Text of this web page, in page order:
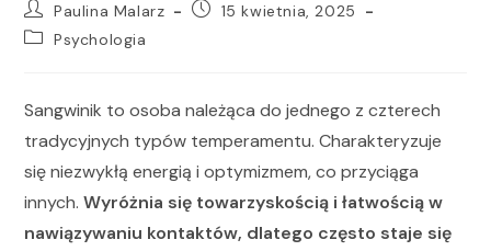
Paulina Malarz
15 kwietnia, 2025
Psychologia
Sangwinik to osoba należąca do jednego z czterech
tradycyjnych typów temperamentu. Charakteryzuje
się niezwykłą energią i optymizmem, co przyciąga
innych.Wyróżnia się towarzyskością i łatwością w
nawiązywaniu kontaktów, dlatego często staje się